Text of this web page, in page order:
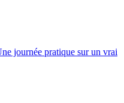
journée pratique sur un vrai